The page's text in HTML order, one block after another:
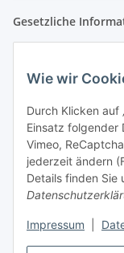
Wie wir
Durch Klicken auf
Einsatz folgender
Vimeo,
jederzeit ändern
Details finden Sie
Impressum
Gesetzliche